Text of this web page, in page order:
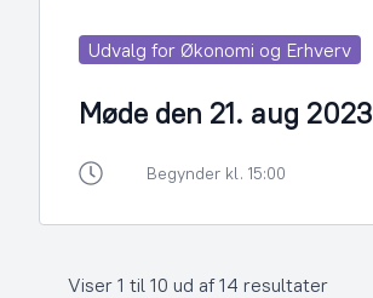
Udvalg for Økonomi og Erhverv
Møde den 21. aug 2023
Begynder kl. 15:00
Viser 1 til 10 ud af 14 resultater